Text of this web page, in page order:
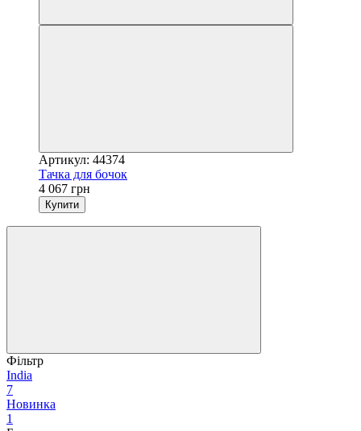
Артикул: 44374
Тачка для бочок
4 067 грн
Купити
Фільтр
India
7
Новинка
1